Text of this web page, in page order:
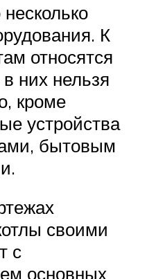
К
относятся
них нельзя
кроме
устройства
бытовым
своими
с
основных